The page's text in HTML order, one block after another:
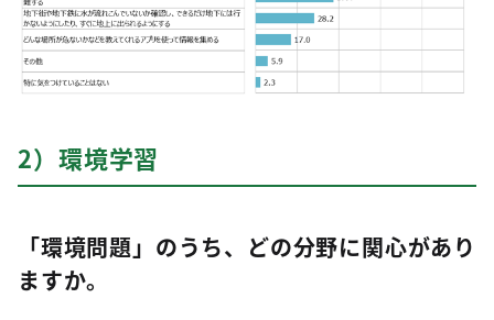
2）環境学習
「環境問題」のうち、どの分野に関心があり
ますか。